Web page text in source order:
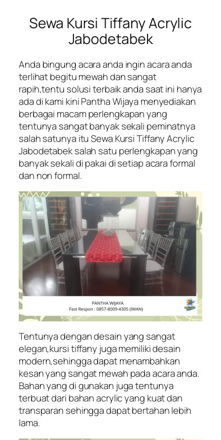
Sewa Kursi Tiffany Acrylic
Jabodetabek
Anda bingung acara anda ingin acara anda
terlihat begitu mewah dan sangat
rapih,tentu solusi terbaik anda saat ini hanya
ada di kami kini Pantha Wijaya menyediakan
berbagai macam perlengkapan yang
tentunya sangat banyak sekali peminatnya
salah satunya itu Sewa Kursi Tiffany Acrylic
Jabodetabek salah satu perlengkapan yang
banyak sekali di pakai di setiap acara formal
dan non formal.
Tentunya dengan desain yang sangat
elegan,kursi tiffany juga memiliki desain
modern,sehingga dapat menambahkan
kesan yang sangat mewah pada acara anda.
Bahan yang di gunakan juga tentunya
terbuat dari bahan acrylic yang kuat dan
transparan sehingga dapat bertahan lebih
lama.